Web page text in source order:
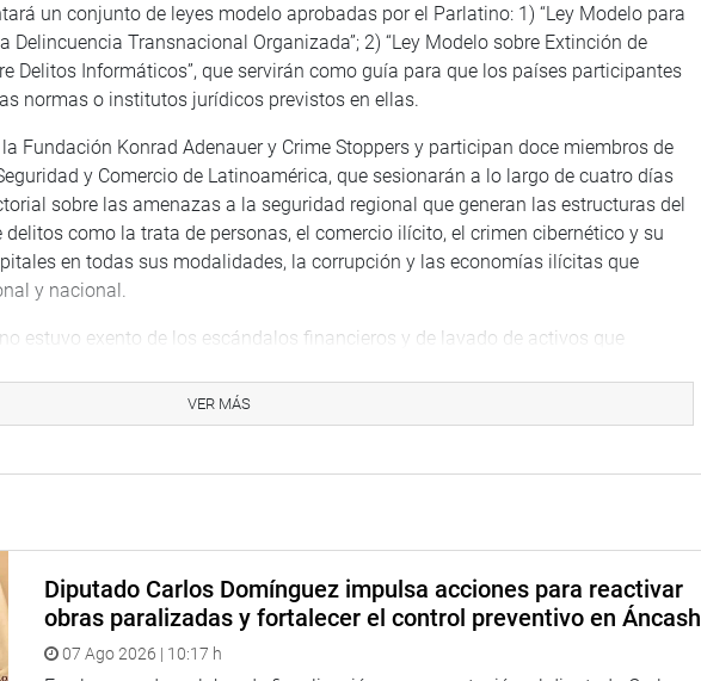
un conjunto de leyes modelo aprobadas por el Parlatino: 1) “Ley Modelo para
Delincuencia Transnacional Organizada”; 2) “Ley Modelo sobre Extinción de
Delitos Informáticos”, que servirán como guía para que los países participantes
normas o institutos jurídicos previstos en ellas.
Fundación Konrad Adenauer y Crime Stoppers y participan doce miembros de
y Comercio de Latinoamérica, que sesionarán a lo largo de cuatro días
sobre las amenazas a la seguridad regional que generan las estructuras del
como la trata de personas, el comercio ilícito, el crimen cibernético y su
en todas sus modalidades, la corrupción y las economías ilícitas que
y nacional.
estuvo exento de los escándalos financieros y de lavado de activos que
una declaración de interés que contendrá un compromiso político en atender
VER MÁS
Diputado Carlos Domínguez impulsa acciones para reactivar
obras paralizadas y fortalecer el control preventivo en Áncash
07 Ago 2026 | 10:17 h